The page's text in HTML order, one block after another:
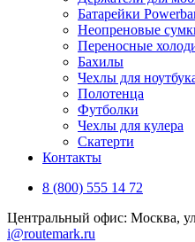
Батарейки
Неопреновые
Переносные
Бахилы
Чехлы для
Полотенца
Футболки
Чехлы для кулера
Скатерти
Контакты
8 (800) 555 14 72
Центральный офис: Москва,
i@routemark.ru